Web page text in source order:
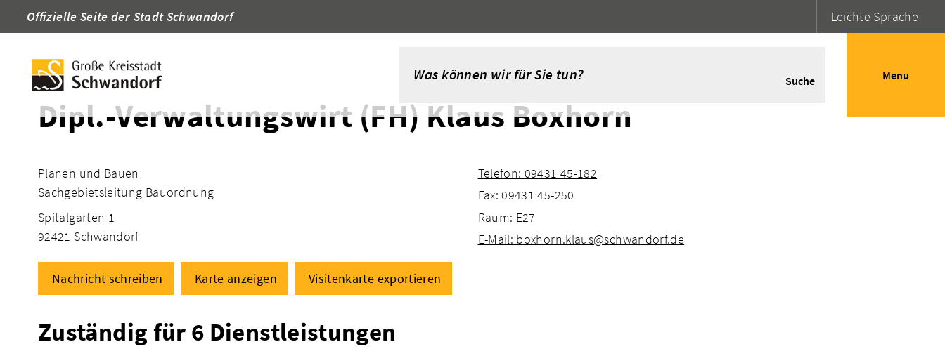
Offizielle Seite der Stadt Schwandorf Leichte Sprache
Suche Menu
Startseite Adressen
Dipl.-Verwaltungswirt (FH) Klaus Boxhorn
Planen und Bauen
Sachgebietsleitung Bauordnung
Spitalgarten 1
92421 Schwandorf
Telefon: 09431 45-182
Fax: 09431 45-250
Raum: E27
E-Mail: boxhorn.klaus@schwandorf.de
Nachricht schreiben Karte anzeigen Visitenkarte exportieren
Zuständig für 6 Dienstleistungen